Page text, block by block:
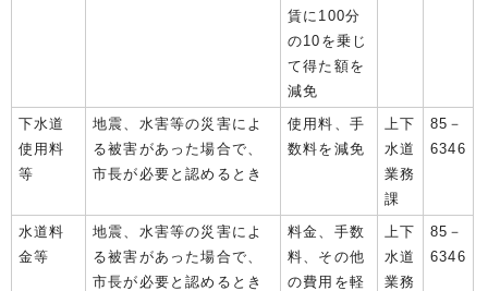
賃に100分
の10を乗じ
て得た額を
減免
下水道
使用料
等
地震、水害等の災害によ
る被害があった場合で、
市長が必要と認めるとき
使用料、手
数料を減免
上下
水道
業務
課
85－
6346
水道料
金等
地震、水害等の災害によ
る被害があった場合で、
市長が必要と認めるとき
料金、手数
料、その他
の費用を軽
上下
水道
業務
85－
6346